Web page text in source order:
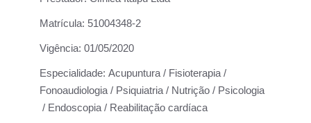
Matrícula: 51004348-2
Vigência: 01/05/2020
Especialidade: Acupuntura / Fisioterapia /
Fonoaudiologia / Psiquiatria / Nutrição / Psicologia
/ Endoscopia / Reabilitação cardíaca